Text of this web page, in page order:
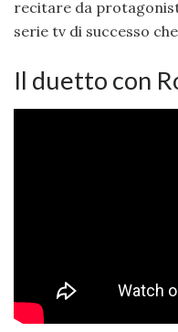
recitare da
serie tv di successo
Il duetto con